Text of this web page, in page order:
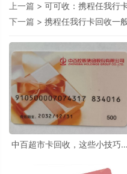
上一篇 > 可可收：携程任我行
下一篇 > 携程任我行卡回收一
中百超市卡回收，这些小技巧让